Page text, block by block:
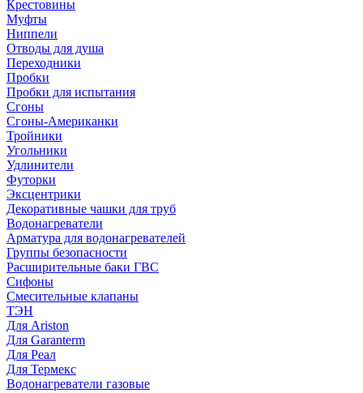
Крестовины
Муфты
Ниппели
Отводы для душа
Переходники
Пробки
Пробки для испытания
Сгоны
Сгоны-Американки
Тройники
Угольники
Удлинители
Футорки
Эксцентрики
Декоративные чашки для труб
Водонагреватели
Арматура для водонагревателей
Группы безопасности
Расширительные баки ГВС
Сифоны
Смесительные клапаны
ТЭН
Для Ariston
Для Garanterm
Для Реал
Для Термекс
Водонагреватели газовые